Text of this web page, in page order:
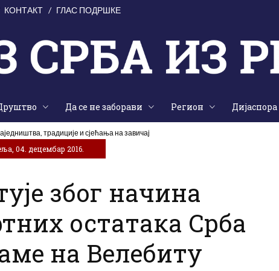
КОНТАКТ ГЛАС ПОДРШКЕ
Да се не заборави Регион Дијаспора
традиције и сјећања на завичај
04. децембар 2016.
због начина
остатака Срба
на Велебиту